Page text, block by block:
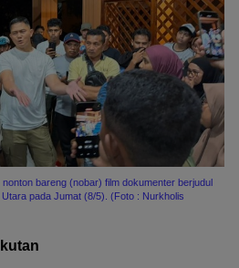
bareng (nobar) film dokumenter berjudul
pada Jumat (8/5). (Foto : Nurkholis